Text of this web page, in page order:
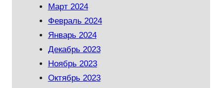
Март 2024
Февраль 2024
Январь 2024
Декабрь 2023
Ноябрь 2023
Октябрь 2023